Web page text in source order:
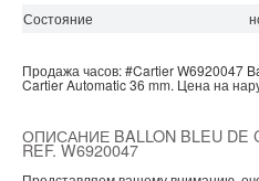
Состояние
Продажа часов:#CartierW6920047
Cartier Automatic 36 mm. Цена на
ОПИСАНИЕ BALLON BLEU DE
REF. W6920047